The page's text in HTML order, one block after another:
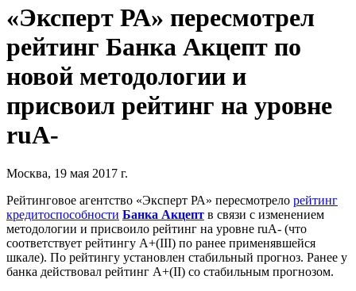
«Эксперт РА» пересмотрел
рейтинг Банка Акцепт по
новой методологии и
присвоил рейтинг на уровне
ruA-
Москва, 19 мая 2017 г.
Рейтинговое агентство «Эксперт РА» пересмотрело рейтинг
кредитоспособности Банка Акцепт в связи с изменением
методологии и присвоило рейтинг на уровне ruA- (что
соответствует рейтингу А+(III) по ранее применявшейся
шкале). По рейтингу установлен стабильный прогноз. Ранее у
банка действовал рейтинг А+(II) со стабильным прогнозом.